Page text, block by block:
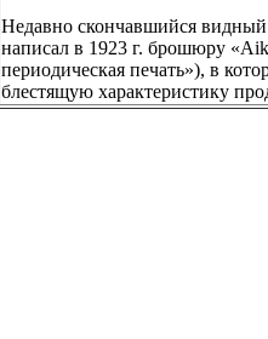
Недавно скончавшийся
написал в 1923 г. брошюру
периодическая печать»), в
блестящую характеристику